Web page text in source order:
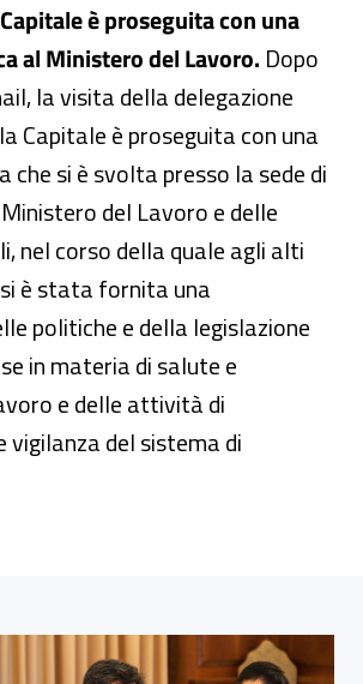
è proseguita con una
al Ministero del Lavoro. Dopo
la visita della delegazione
Capitale è proseguita con una
che si è svolta presso la sede di
del Lavoro e delle
nel corso della quale agli alti
è stata fornita una
politiche e della legislazione
in materia di salute e
e delle attività di
vigilanza del sistema di